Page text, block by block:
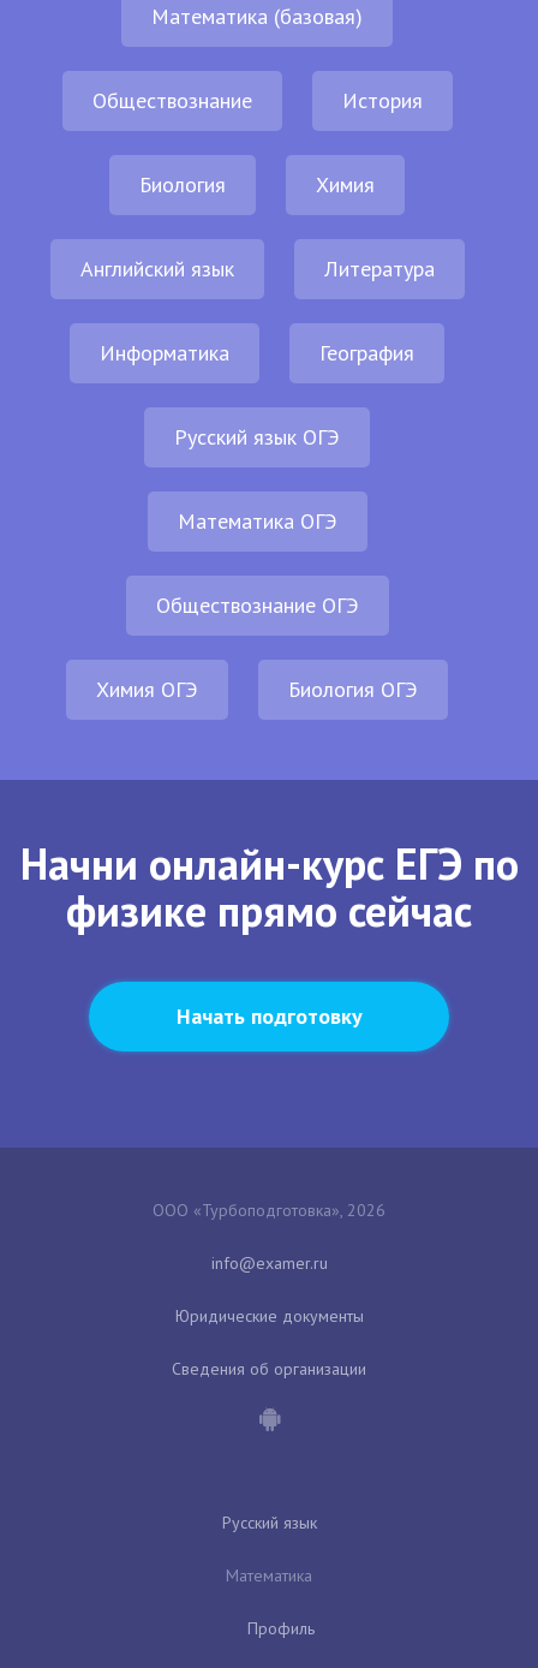
Математика (базовая)
Обществознание История
Биология Химия
Английский язык Литература
Информатика География
Русский язык ОГЭ
Математика ОГЭ
Обществознание ОГЭ
Химия ОГЭ Биология ОГЭ
Начни онлайн-курс ЕГЭ по
физике прямо сейчас
Начать подготовку
ООО «Турбоподготовка», 2026
Юридические документы
Сведения об организации
Русский язык
Математика
Профиль